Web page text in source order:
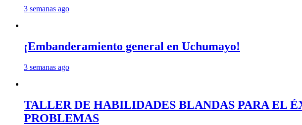
3 semanas ago
¡Embanderamiento general en Uchumayo!
3 semanas ago
TALLER DE HABILIDADES BLANDAS PARA EL
PROBLEMAS